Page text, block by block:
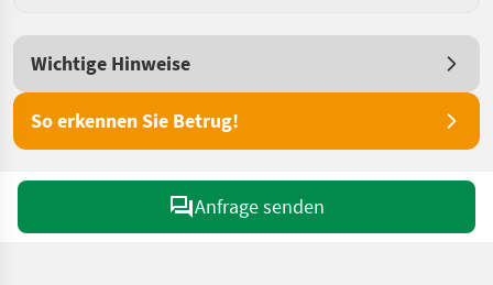
Wichtige Hinweise
So erkennen Sie Betrug!
Anfrage senden